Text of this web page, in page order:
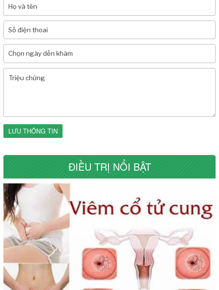
LƯU THÔNG TIN
ĐIỀU TRỊ NỔI BẬT